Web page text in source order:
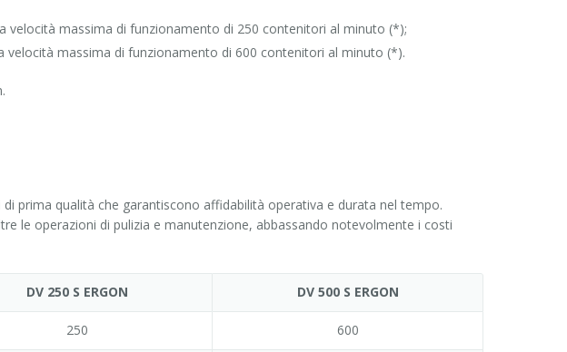
velocità massima di funzionamento di 250 contenitori al minuto (*);
velocità massima di funzionamento di 600 contenitori al minuto (*).
prima qualità che garantiscono affidabilità operativa e durata nel tempo.
le operazioni di pulizia e manutenzione, abbassando notevolmente i costi
DV 250 S ERGON DV 500 S ERGON
250 600